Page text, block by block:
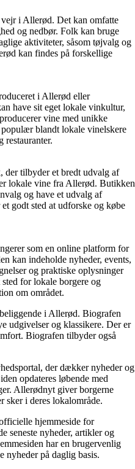
i Allerød. Det kan omfatte
og nedbør. Folk kan bruge
aktiviteter, såsom tøjvalg og
kan findes på forskellige
i Allerød eller
have sit eget lokale vinkultur,
vine med unikke
blandt lokale vinelskere
restauranter.
der tilbyder et bredt udvalg af
lokale vine fra Allerød. Butikken
og have et udvalg af
godt sted at udforske og købe
som en online platform for
kan indeholde nyheder, events,
og praktiske oplysninger
for lokale borgere og
om området.
i Allerød. Biografen
udgivelser og klassikere. Der er
Biografen tilbyder også
der dækker nyheder og
opdateres løbende med
Allerødnyt giver borgerne
sker i deres lokalområde.
hjemmeside for
seneste nyheder, artikler og
har en brugervenlig
nyheder på daglig basis.